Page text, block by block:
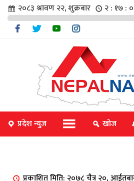
२०८३ श्रावण २२, शुक्रबार २ : १७ :
प्रदेश न्युज खोज
प्रकाशित मिति: २०७८ चैत्र २०,